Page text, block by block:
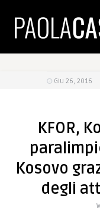
Giu 26, 2016
KFOR,
Kosovo
degli